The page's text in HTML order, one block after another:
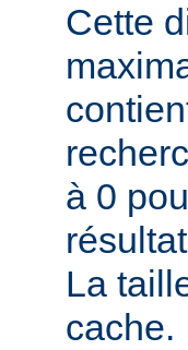
Cette
à 0
La
cache.